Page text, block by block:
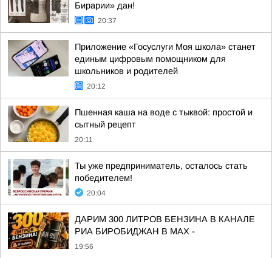
Бирарии» дан!
20:37
Приложение «Госуслуги Моя школа» станет
единым цифровым помощником для
школьников и родителей
20:12
Пшенная каша на воде с тыквой: простой и
сытный рецепт
20:11
Ты уже предприниматель, осталось стать
победителем!
20:04
ДАРИМ 300 ЛИТРОВ БЕНЗИНА В КАНАЛЕ
РИА БИРОБИДЖАН В МАХ -
19:56